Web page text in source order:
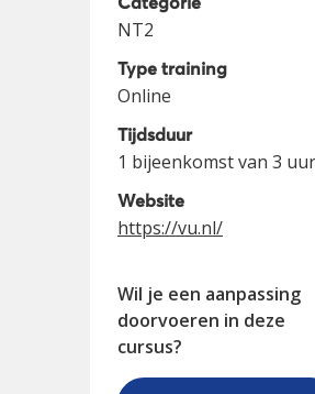
NT2
Type training
Online
Tijdsduur
1 bijeenkomst van 3 uur
Website
https://vu.nl/
Wil je een aanpassing
doorvoeren in deze
cursus?